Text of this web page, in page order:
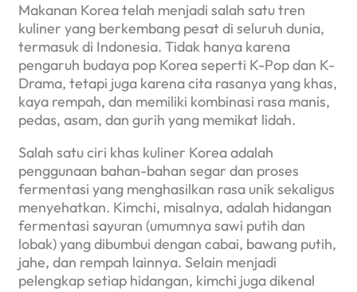
Makanan Korea telah menjadi salah satu tren
kuliner yang berkembang pesat di seluruh dunia,
termasuk di Indonesia. Tidak hanya karena
pengaruh budaya pop Korea seperti K-Pop dan K-
Drama, tetapi juga karena cita rasanya yang khas,
kaya rempah, dan memiliki kombinasi rasa manis,
pedas, asam, dan gurih yang memikat lidah.
Salah satu ciri khas kuliner Korea adalah
penggunaan bahan-bahan segar dan proses
fermentasi yang menghasilkan rasa unik sekaligus
menyehatkan. Kimchi, misalnya, adalah hidangan
fermentasi sayuran (umumnya sawi putih dan
lobak) yang dibumbui dengan cabai, bawang putih,
jahe, dan rempah lainnya. Selain menjadi
pelengkap setiap hidangan, kimchi juga dikenal